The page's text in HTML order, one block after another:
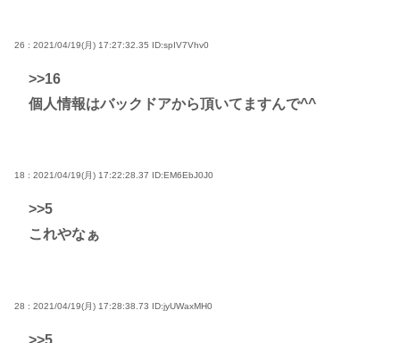
26 : 2021/04/19(月) 17:27:32.35 ID:spIV7Vhv0
>>16
個人情報はバックドアから頂いてますんで^^
18 : 2021/04/19(月) 17:22:28.37 ID:EM6EbJ0J0
>>5
これやなぁ
28 : 2021/04/19(月) 17:28:38.73 ID:jyUWaxMH0
>>5